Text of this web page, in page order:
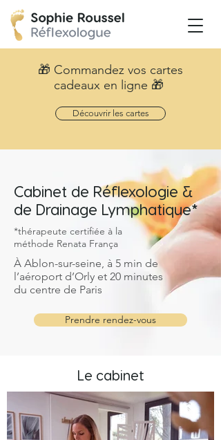
🎁 Commandez vos cartes
cadeaux en ligne 🎁
Découvrir les cartes
Cabinet de Réflexologie&
de Drainage Lymphatique*
*thérapeute certifiée à la
méthode Renata França
À Ablon-sur-seine, à 5 min de
l’aéroport d’Orly et 20 minutes
du centre de Paris
Prendre rendez-vous
Le cabinet